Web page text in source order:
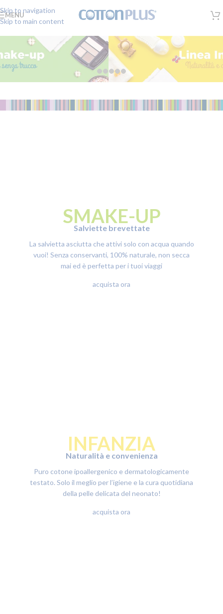
Skip to navigation
Skip to main content
MENU
SMAKE-UP
Salviette brevettate
La salvietta asciutta che attivi solo con acqua quando
vuoi! Senza conservanti, 100% naturale, non secca
mai ed è perfetta per i tuoi viaggi
acquista ora
INFANZIA
Naturalità e convenienza
Puro cotone ipoallergenico e dermatologicamente
testato. Solo il meglio per l’igiene e la cura quotidiana
della pelle delicata del neonato!
acquista ora